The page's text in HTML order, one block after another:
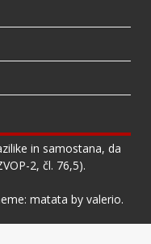
in samostana, da
2, čl. 76,5).
matata by valerio.